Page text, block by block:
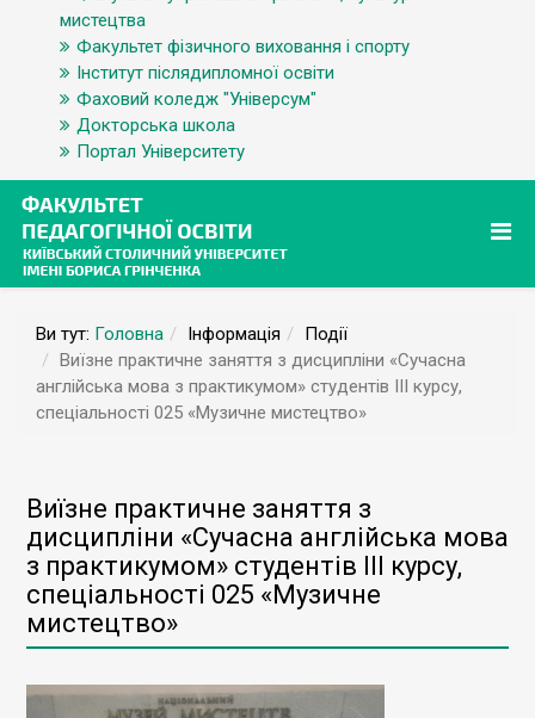
мистецтва
Факультет фізичного виховання і спорту
Інститут післядипломної освіти
Фаховий коледж "Універсум"
Докторська школа
Портал Університету
Ви тут: Головна Інформація
Події
Виїзне практичне заняття з дисципліни «Сучасна
англійська мова з практикумом» студентів ІІІ курсу,
спеціальності 025 «Музичне мистецтво»
Виїзне практичне заняття з
дисципліни «Сучасна англійська мова
з практикумом» студентів ІІІ курсу,
спеціальності 025 «Музичне
мистецтво»